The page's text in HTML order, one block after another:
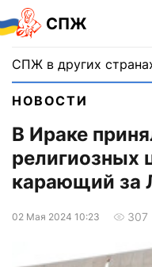
СПЖ
СПЖ в других
НОВОСТИ
В Ираке
религиозных
карающий за
02 Мая 2024 10:23 307